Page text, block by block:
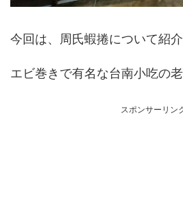
今回は、周氏蝦捲について紹介
エビ巻きで有名な台南小吃の老
スポンサーリン